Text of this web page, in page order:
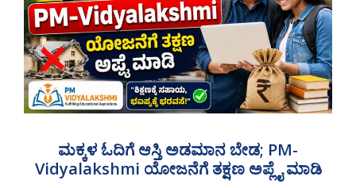
ಮಕ್ಕಳ ಓದಿಗೆ ಆಸ್ತಿ ಅಡಮಾನ ಬೇಡ; PM-
Vidyalakshmi ಯೋಜನೆಗೆ ತಕ್ಷಣ ಅಪ್ಲೈ ಮಾಡಿ